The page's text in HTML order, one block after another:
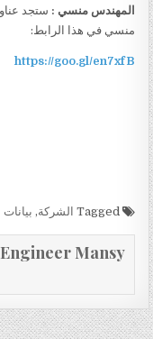
المهندس منسي : ستجد
منسي في هذا الرابط:
https://goo.gl/en7xfB
Tagged الشركة, بيانات
Engineer Mansy